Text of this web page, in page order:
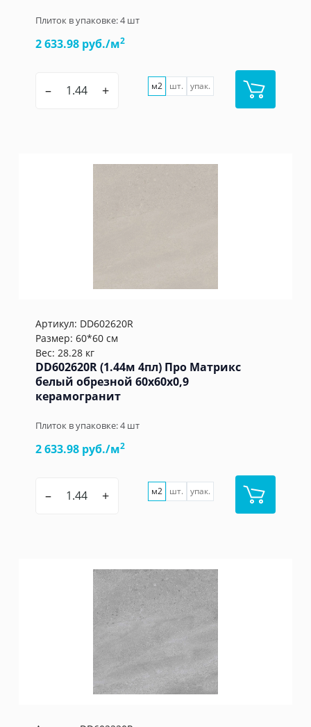
Плиток в упаковке:4шт
2 633.98 руб./м2
– + м2 шт. упак.
Артикул: DD602620R
Размер: 60*60 см
Вес: 28.28 кг
DD602620R (1.44м 4пл) Про Матрикс
белый обрезной 60x60x0,9
керамогранит
Плиток в упаковке:4шт
2 633.98 руб./м2
– + м2 шт. упак.